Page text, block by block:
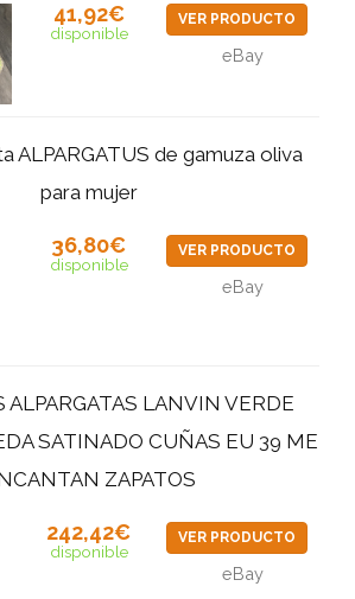
41,92€
disponible
VER PRODUCTO
eBay
ALPARGATUS de gamuza oliva
para mujer
36,80€
disponible
VER PRODUCTO
eBay
ALPARGATAS LANVIN VERDE
SATINADO CUÑAS EU 39 ME
ZAPATOS
242,42€
disponible
VER PRODUCTO
eBay